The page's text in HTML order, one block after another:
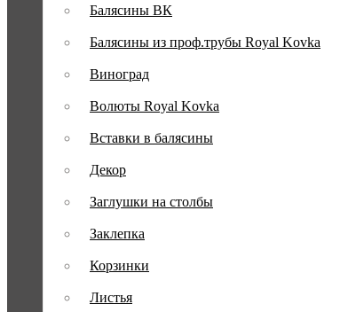
Балясины ВК
Балясины из проф.трубы Royal Kovka
Виноград
Волюты Royal Kovka
Вставки в балясины
Декор
Заглушки на столбы
Заклепка
Корзинки
Листья